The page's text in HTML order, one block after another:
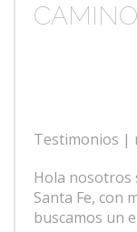
Testimonios |
Hola nosotros
Santa Fe, con
buscamos un